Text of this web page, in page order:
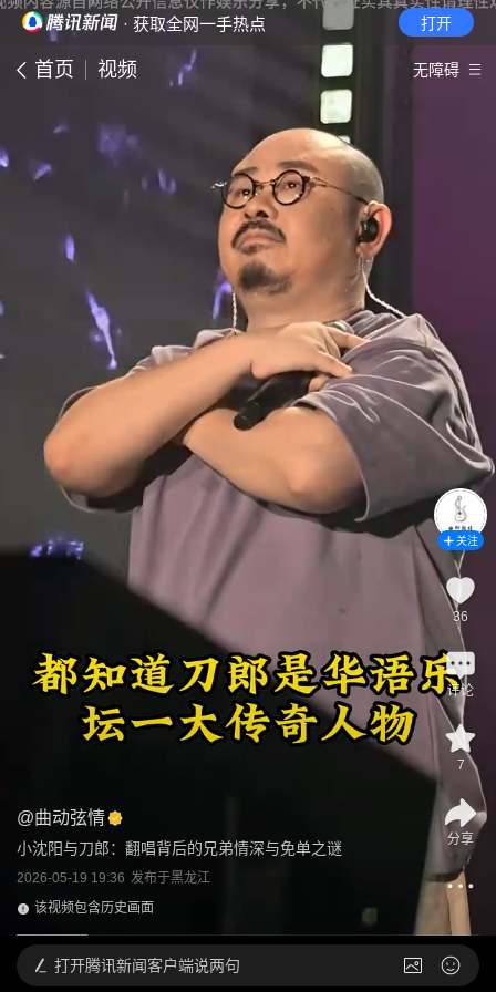
· 获取全网一手热点 打开
首页 视频 无障碍
@曲动弦情
小沈阳与刀郎：翻唱背后的兄弟情深与免单之谜
2026-05-19 19:36 发布于黑龙江
该视频包含历史画面
关注
36
评论
7
分享
打开腾讯新闻客户端说两句